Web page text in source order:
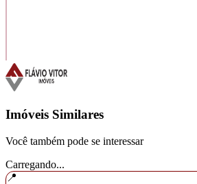
Imóveis Similares
Você também pode se interessar
Carregando...
📍